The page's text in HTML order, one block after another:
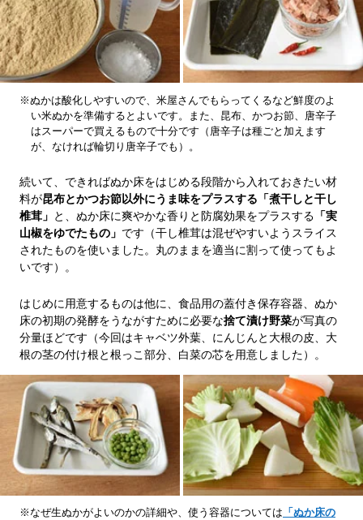
※ぬかは酸化しやすいので、米屋さんでもらってくるなど鮮度のよ
い米ぬかを準備するとよいです。また、昆布、かつお節、唐辛子
はスーパーで買えるもので十分です（唐辛子は種ごと加えます
が、なければ輪切り唐辛子でも）。
続いて、できればぬか床をはじめる段階から入れておきたい材
料が昆布とかつお節以外にうま味をプラスする「煮干しと干し
椎茸」 と、ぬか床に爽やかな香りと防腐効果をプラスする 「実
山椒をゆでたもの」 です（干し椎茸は混ぜやすいようスライス
されたものを使いました。丸のままを適当に割って使ってもよ
いです）。
はじめに用意するものは他に、食品用の蓋付き保存容器、ぬか
床の初期の発酵をうながすために必要な捨て漬け野菜が写真の
分量ほどです（今回はキャベツ外葉、にんじんと大根の皮、大
根の茎の付け根と根っこ部分、白菜の芯を用意しました）。
※なぜ生ぬかがよいのかの詳細や、使う容器については 「ぬか床の